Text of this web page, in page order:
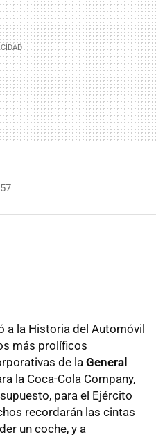
a la Historia del Automóvil
más prolíficos
de la General
la Coca-Cola Company,
para el Ejército
recordarán las cintas
un coche, y a